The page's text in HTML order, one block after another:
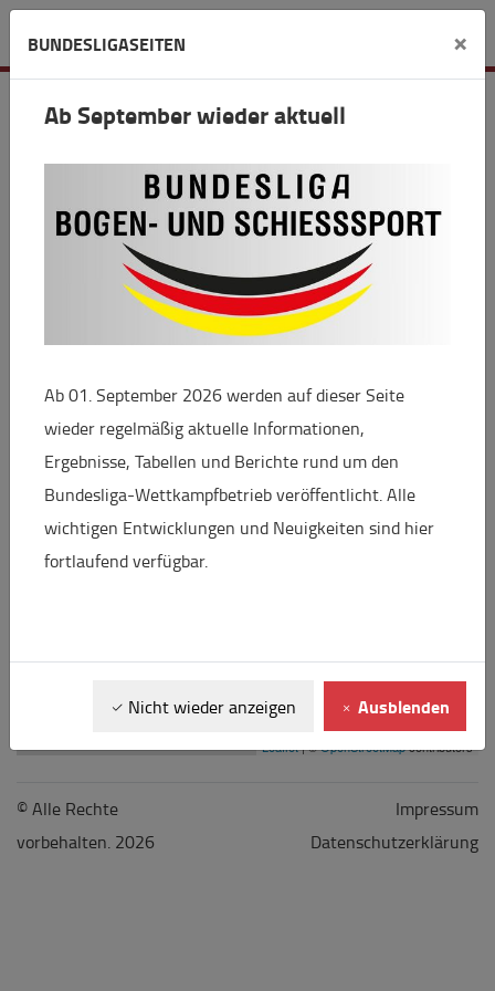
Verein
Blau-Weiß-Rot Karlsruhe e.V.
Karlstr. 12
76744 Wörth am Rhein
Leaflet| ©OpenStreetMapcontributors
© Alle Rechte
vorbehalten. 2026
Impressum
Datenschutzerklärung
BUNDESLIGASEITEN ×
Ab September wieder aktuell
Ab 01. September 2026 werden auf dieser Seite
wieder regelmäßig aktuelle Informationen,
Ergebnisse, Tabellen und Berichte rund um den
Bundesliga-Wettkampfbetrieb veröffentlicht. Alle
wichtigen Entwicklungen und Neuigkeiten sind hier
fortlaufend verfügbar.
Nicht wieder anzeigen Ausblenden